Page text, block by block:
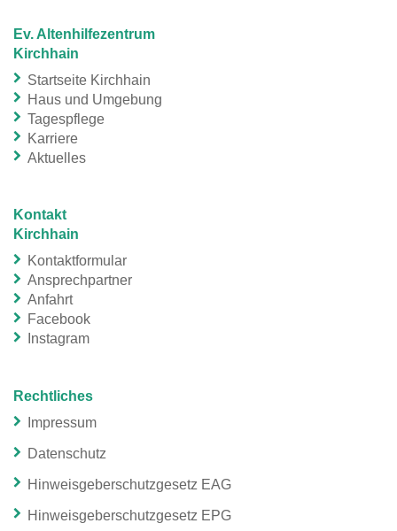
Ev. Altenhilfezentrum
Kirchhain
Startseite Kirchhain
Haus und Umgebung
Tagespflege
Karriere
Aktuelles
Kontakt
Kirchhain
Kontaktformular
Ansprechpartner
Anfahrt
Facebook
Instagram
Rechtliches
Impressum
Datenschutz
Hinweisgeberschutzgesetz EAG
Hinweisgeberschutzgesetz EPG